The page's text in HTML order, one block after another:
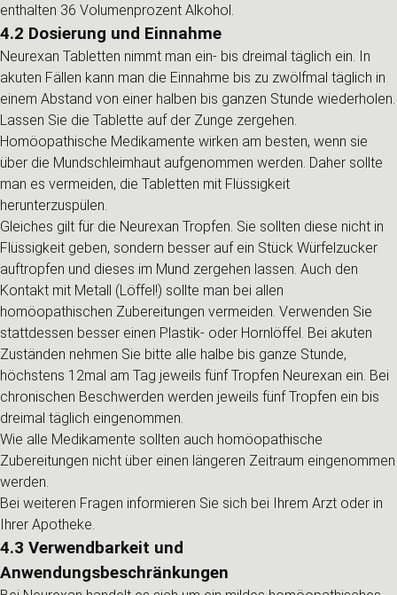
enthalten 36 Volumenprozent Alkohol.
4.2 Dosierung und Einnahme
Neurexan Tabletten nimmt man ein- bis dreimal täglich ein. In
akuten Fällen kann man die Einnahme bis zu zwölfmal täglich in
einem Abstand von einer halben bis ganzen Stunde wiederholen.
Lassen Sie die Tablette auf der Zunge zergehen.
Homöopathische Medikamente wirken am besten, wenn sie
über die Mundschleimhaut aufgenommen werden. Daher sollte
man es vermeiden, die Tabletten mit Flüssigkeit
herunterzuspülen.
Gleiches gilt für die Neurexan Tropfen. Sie sollten diese nicht in
Flüssigkeit geben, sondern besser auf ein Stück Würfelzucker
auftropfen und dieses im Mund zergehen lassen. Auch den
Kontakt mit Metall (Löffel!) sollte man bei allen
homöopathischen Zubereitungen vermeiden. Verwenden Sie
stattdessen besser einen Plastik- oder Hornlöffel. Bei akuten
Zuständen nehmen Sie bitte alle halbe bis ganze Stunde,
höchstens 12mal am Tag jeweils fünf Tropfen Neurexan ein. Bei
chronischen Beschwerden werden jeweils fünf Tropfen ein bis
dreimal täglich eingenommen.
Wie alle Medikamente sollten auch homöopathische
Zubereitungen nicht über einen längeren Zeitraum eingenommen
werden.
Bei weiteren Fragen informieren Sie sich bei Ihrem Arzt oder in
Ihrer Apotheke.
4.3 Verwendbarkeit und
Anwendungsbeschränkungen